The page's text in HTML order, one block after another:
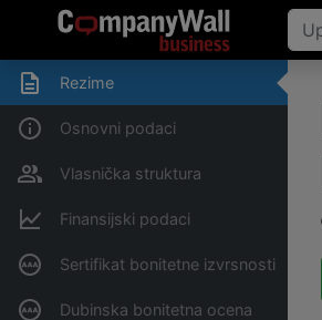
Rezime
Osnovni podaci
Vlasnička struktura
Finansijski podaci
Sertifikat bonitetne izvrsnosti
Dubinska bonitetna ocena